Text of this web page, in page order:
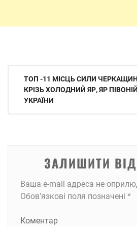
Навігація
записів
ТОП -11 МІСЦЬ СИЛИ
КРІЗЬ ХОЛОДНИЙ ЯР, ЯР
УКРАЇНИ
ЗАЛИШИТИ
Ваша e-mail адреса не
Обов’язкові поля позначені *
Коментар